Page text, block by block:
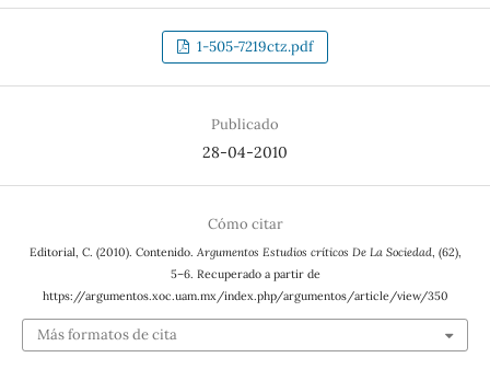
1-505-7219ctz.pdf
Publicado
28-04-2010
Cómo citar
Editorial, C. (2010). Contenido. Argumentos Estudios críticos De La Sociedad, (62),
5–6. Recuperado a partir de
https://argumentos.xoc.uam.mx/index.php/argumentos/article/view/350
Más formatos de cita